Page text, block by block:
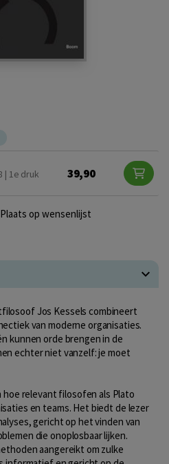
| 1e druk
39,90
Plaats op wensenlijst
Jos Kessels combineert
van moderne organisaties.
kunnen orde brengen in de
echter niet vanzelf: je moet
hoe relevant filosofen als Plato
en teams. Het biedt de lezer
gericht op het vinden van
die onoplosbaar lijken.
aangereikt om zulke